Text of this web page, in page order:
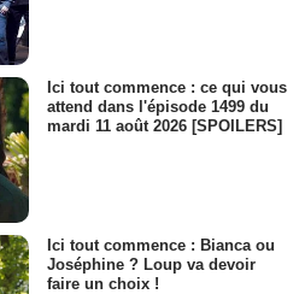
Ici tout commence : ce qui vous
attend dans l'épisode 1499 du
mardi 11 août 2026 [SPOILERS]
Ici tout commence : Bianca ou
Joséphine ? Loup va devoir
faire un choix !